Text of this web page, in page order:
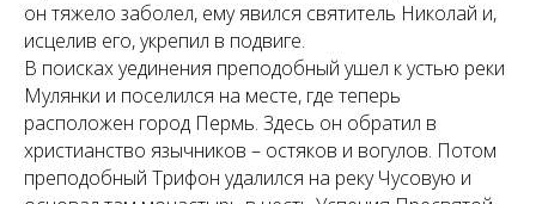
он тяжело заболел, ему явился святитель Николай и,
исцелив его, укрепил в подвиге.
В поисках уединения преподобный ушел к устью реки
Мулянки и поселился на месте, где теперь
расположен город Пермь. Здесь он обратил в
христианство язычников – остяков и вогулов. Потом
преподобный Трифон удалился на реку Чусовую и